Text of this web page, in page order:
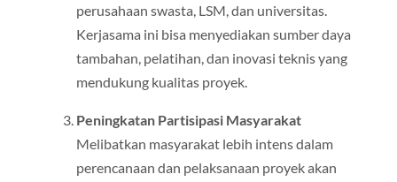
perusahaan swasta, LSM, dan universitas.
Kerjasama ini bisa menyediakan sumber daya
tambahan, pelatihan, dan inovasi teknis yang
mendukung kualitas proyek.
Peningkatan Partisipasi Masyarakat
Melibatkan masyarakat lebih intens dalam
perencanaan dan pelaksanaan proyek akan